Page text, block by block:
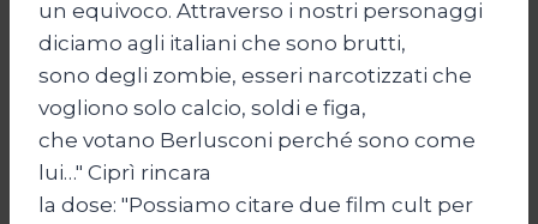
un equivoco. Attraverso i nostri personaggi
diciamo agli italiani che sono brutti,
sono degli zombie, esseri narcotizzati che
vogliono solo calcio, soldi e figa,
che votano Berlusconi perché sono come
lui…" Ciprì rincara
la dose: "Possiamo citare due film cult per